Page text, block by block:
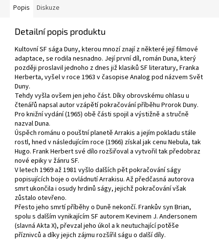
Popis Diskuze
Detailní popis produktu
Kultovní SF sága Duny, kterou mnozí znají z některé její filmové
adaptace, se rodila nesnadno. Její první díl, román Duna, který
později proslavil jednoho z dnes již klasiků SF literatury, Franka
Herberta, vyšel v roce 1963 v časopise Analog pod názvem Svět
Duny.
Tehdy vyšla ovšem jen jeho část. Díky obrovskému ohlasu u
čtenářů napsal autor vzápětí pokračování příběhu Prorok Duny.
Pro knižní vydání (1965) obě části spojil a výstižně a stručně
nazval Duna.
Úspěch románu o pouštní planetě Arrakis a jejím pokladu stále
rostl, hned v následujícím roce (1966) získal jak cenu Nebula, tak
Hugo. Frank Herbert své dílo rozšiřoval a vytvořil tak předobraz
nové epiky v žánru SF.
V letech 1969 až 1981 vyšlo dalších pět pokračování ságy
popisujících boje o ovládnutí Arrakisu. Až předčasná autorova
smrt ukončila i osudy hrdinů ságy, jejichž pokračování však
zůstalo otevřeno.
Přesto jeho smrtí příběhy o Duně nekončí. Frankův syn Brian,
spolu s dalším vynikajícím SF autorem Kevinem J. Andersonem
(slavná Akta X), převzal jeho úkol a k neutuchající potěše
příznivců a díky jejich zájmu rozšířil ságu o další díly.